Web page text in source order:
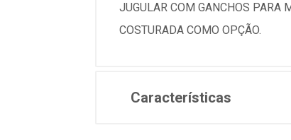
JUGULAR COM GANCHOS PARA
COSTURADA COMO OPÇÃO.
Características